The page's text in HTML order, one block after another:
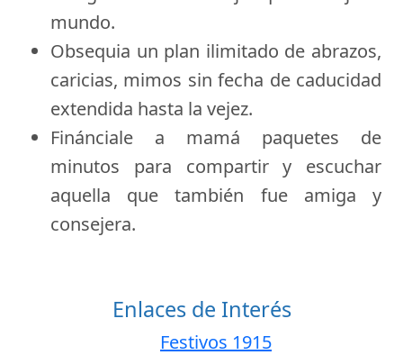
mundo.
Obsequia un plan ilimitado de abrazos,
caricias, mimos sin fecha de caducidad
extendida hasta la vejez.
Finánciale a mamá paquetes de
minutos para compartir y escuchar
aquella que también fue amiga y
consejera.
Enlaces de Interés
Festivos 1915